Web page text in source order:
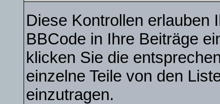
Diese Kontrollen erlauben
BBCode in Ihre Beiträge
klicken Sie die
einzelne Teile von den
einzutragen.